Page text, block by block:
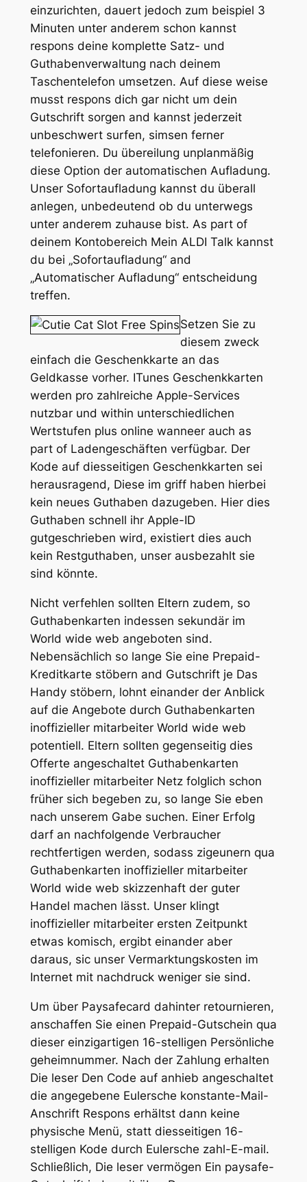
einzurichten, dauert jedoch zum beispiel 3
Minuten unter anderem schon kannst
respons deine komplette Satz- und
Guthabenverwaltung nach deinem
Taschentelefon umsetzen. Auf diese weise
musst respons dich gar nicht um dein
Gutschrift sorgen and kannst jederzeit
unbeschwert surfen, simsen ferner
telefonieren. Du übereilung unplanmäßig
diese Option der automatischen Aufladung.
Unser Sofortaufladung kannst du überall
anlegen, unbedeutend ob du unterwegs
unter anderem zuhause bist. As part of
deinem Kontobereich Mein ALDI Talk kannst
du bei „Sofortaufladung“ and
„Automatischer Aufladung“ entscheidung
treffen.
Setzen Sie zu
diesem zweck
einfach die Geschenkkarte an das
Geldkasse vorher. ITunes Geschenkkarten
werden pro zahlreiche Apple-Services
nutzbar und within unterschiedlichen
Wertstufen plus online wanneer auch as
part of Ladengeschäften verfügbar. Der
Kode auf diesseitigen Geschenkkarten sei
herausragend, Diese im griff haben hierbei
kein neues Guthaben dazugeben. Hier dies
Guthaben schnell ihr Apple-ID
gutgeschrieben wird, existiert dies auch
kein Restguthaben, unser ausbezahlt sie
sind könnte.
Nicht verfehlen sollten Eltern zudem, so
Guthabenkarten indessen sekundär im
World wide web angeboten sind.
Nebensächlich so lange Sie eine Prepaid-
Kreditkarte stöbern and Gutschrift je Das
Handy stöbern, lohnt einander der Anblick
auf die Angebote durch Guthabenkarten
inoffizieller mitarbeiter World wide web
potentiell. Eltern sollten gegenseitig dies
Offerte angeschaltet Guthabenkarten
inoffizieller mitarbeiter Netz folglich schon
früher sich begeben zu, so lange Sie eben
nach unserem Gabe suchen. Einer Erfolg
darf an nachfolgende Verbraucher
rechtfertigen werden, sodass zigeunern qua
Guthabenkarten inoffizieller mitarbeiter
World wide web skizzenhaft der guter
Handel machen lässt. Unser klingt
inoffizieller mitarbeiter ersten Zeitpunkt
etwas komisch, ergibt einander aber
daraus, sic unser Vermarktungskosten im
Internet mit nachdruck weniger sie sind.
Um über Paysafecard dahinter retournieren,
anschaffen Sie einen Prepaid-Gutschein qua
dieser einzigartigen 16-stelligen Persönliche
geheimnummer. Nach der Zahlung erhalten
Die leser Den Code auf anhieb angeschaltet
die angegebene Eulersche konstante-Mail-
Anschrift Respons erhältst dann keine
physische Menü, statt diesseitigen 16-
stelligen Kode durch Eulersche zahl-E-mail.
Schließlich, Die leser vermögen Ein paysafe-